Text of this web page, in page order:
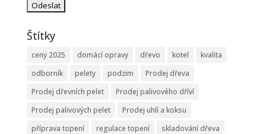
Štítky
ceny 2025 domácí opravy dřevo kotel
kvalita
odborník
pelety podzim
Prodej dřeva
Prodej dřevních pelet
Prodej palivového dříví
Prodej palivových pelet
Prodej uhlí a koksu
příprava topení
regulace topení
skladování dřeva